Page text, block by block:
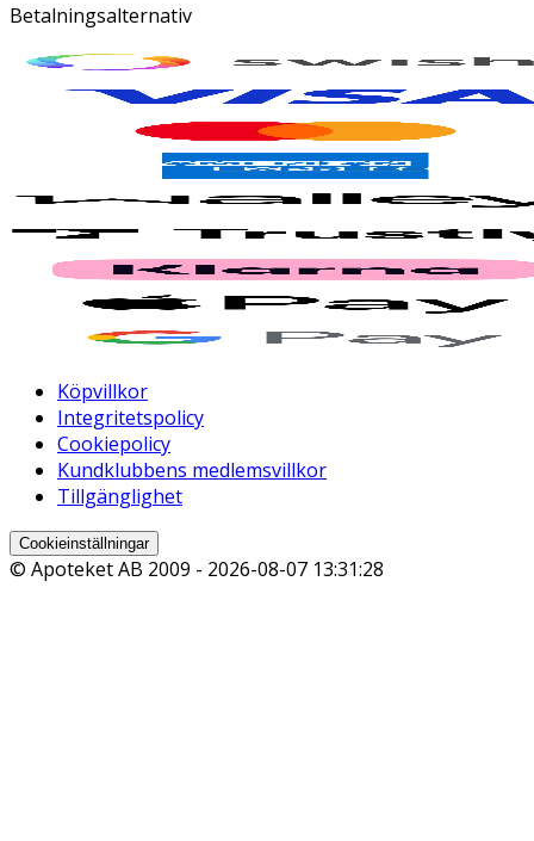
Betalningsalternativ
Köpvillkor
Integritetspolicy
Cookiepolicy
Kundklubbens medlemsvillkor
Tillgänglighet
Cookieinställningar
© Apoteket AB 2009 - 2026-08-07 13:31:28